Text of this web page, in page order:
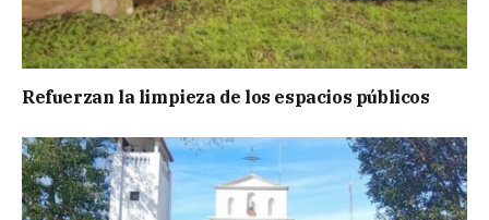
Refuerzan la limpieza de los espacios públicos